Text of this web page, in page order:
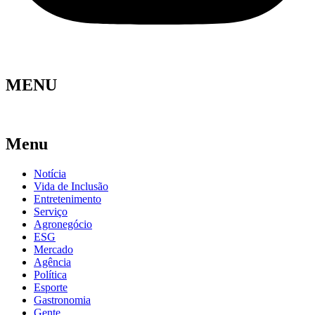
MENU
Menu
Notícia
Vida de Inclusão
Entretenimento
Serviço
Agronegócio
ESG
Mercado
Agência
Política
Esporte
Gastronomia